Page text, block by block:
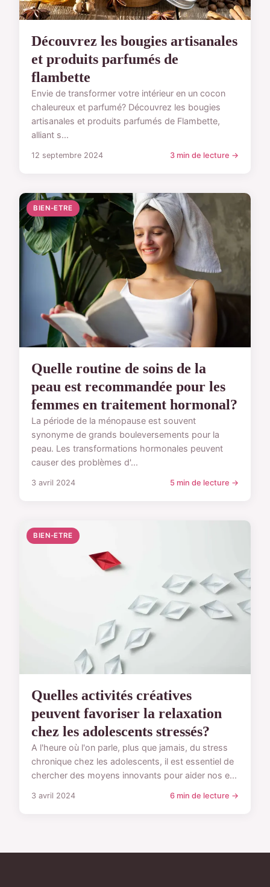
Découvrez les bougies artisanales
et produits parfumés de
flambette
Envie de transformer votre intérieur en un cocon
chaleureux et parfumé? Découvrez les bougies
artisanales et produits parfumés de Flambette,
alliant s...
12 septembre 2024 3 min de lecture →
BIEN-ETRE
Quelle routine de soins de la
peau est recommandée pour les
femmes en traitement hormonal?
La période de la ménopause est souvent
synonyme de grands bouleversements pour la
peau. Les transformations hormonales peuvent
causer des problèmes d'...
3 avril 2024 5 min de lecture →
BIEN-ETRE
Quelles activités créatives
peuvent favoriser la relaxation
chez les adolescents stressés?
A l'heure où l'on parle, plus que jamais, du stress
chronique chez les adolescents, il est essentiel de
chercher des moyens innovants pour aider nos e...
3 avril 2024 6 min de lecture →